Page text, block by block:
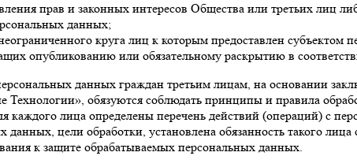
прав и законных интересов Общества или третьих лиц
данных;
круга лиц к которым предоставлен субъектом
опубликованию или обязательному раскрытию в
данных граждан третьим лицам, на основании
обязуются соблюдать принципы и правила
лица определены перечень действий (операций) с
цели обработки, установлена обязанность такого лица
к защите обрабатываемых персональных данных.